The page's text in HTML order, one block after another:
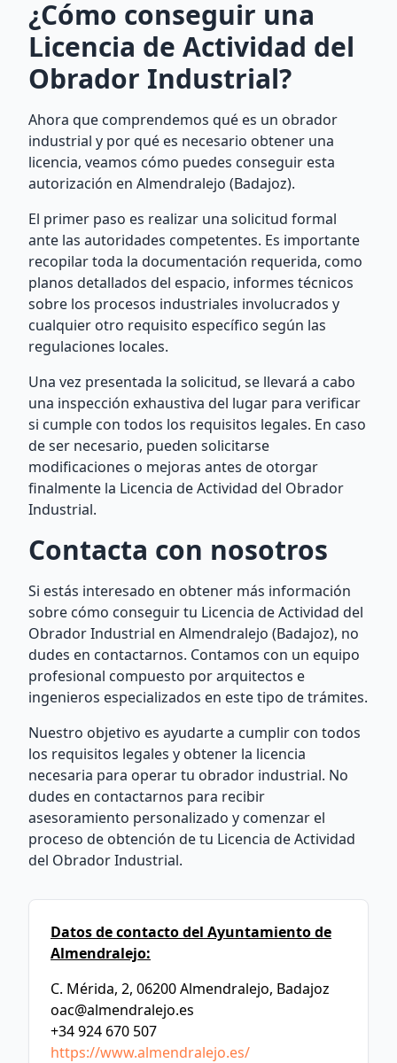
¿Cómo conseguir una
Licencia de Actividad del
Obrador Industrial?
Ahora que comprendemos qué es un obrador
industrial y por qué es necesario obtener una
licencia, veamos cómo puedes conseguir esta
autorización en Almendralejo (Badajoz).
El primer paso es realizar una solicitud formal
ante las autoridades competentes. Es importante
recopilar toda la documentación requerida, como
planos detallados del espacio, informes técnicos
sobre los procesos industriales involucrados y
cualquier otro requisito específico según las
regulaciones locales.
Una vez presentada la solicitud, se llevará a cabo
una inspección exhaustiva del lugar para verificar
si cumple con todos los requisitos legales. En caso
de ser necesario, pueden solicitarse
modificaciones o mejoras antes de otorgar
finalmente la Licencia de Actividad del Obrador
Industrial.
Contacta con nosotros
Si estás interesado en obtener más información
sobre cómo conseguir tu Licencia de Actividad del
Obrador Industrial en Almendralejo (Badajoz), no
dudes en contactarnos. Contamos con un equipo
profesional compuesto por arquitectos e
ingenieros especializados en este tipo de trámites.
Nuestro objetivo es ayudarte a cumplir con todos
los requisitos legales y obtener la licencia
necesaria para operar tu obrador industrial. No
dudes en contactarnos para recibir
asesoramiento personalizado y comenzar el
proceso de obtención de tu Licencia de Actividad
del Obrador Industrial.
Datos de contacto del Ayuntamiento de
Almendralejo:
C. Mérida, 2, 06200 Almendralejo, Badajoz
oac@almendralejo.es
+34 924 670 507
https://www.almendralejo.es/